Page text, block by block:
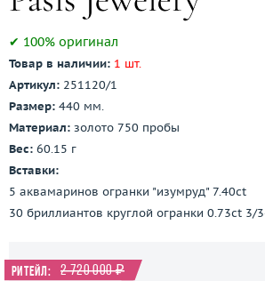
✔ 100% оригинал
Товар в наличии: 1 шт.
Артикул: 251120/1
Размер: 440 мм.
Материал: золото 750 пробы
Вес: 60.15 г
Вставки:
5 аквамаринов огранки "изумруд" 7.40ct
30 бриллиантов круглой огранки 0.73ct 3/
Ритейл: 2 720 000 ₽